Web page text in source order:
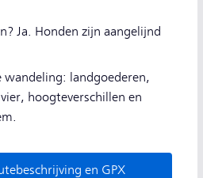
Ja. Honden zijn aangelijnd
wandeling: landgoederen,
hoogteverschillen en
en GPX